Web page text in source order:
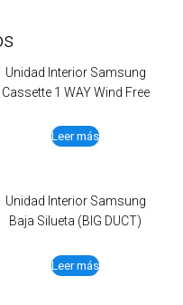
Unidad Interior Samsung
Cassette 1 WAY Wind Free
Leer más
Unidad Interior Samsung
Baja Silueta (BIG DUCT)
Leer más